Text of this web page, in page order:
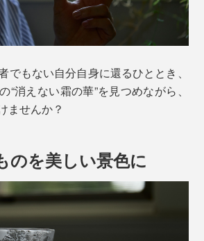
でもない自分自身に還るひととき、
“消えない霜の華”を見つめながら、
ませんか？
のを美しい景色に